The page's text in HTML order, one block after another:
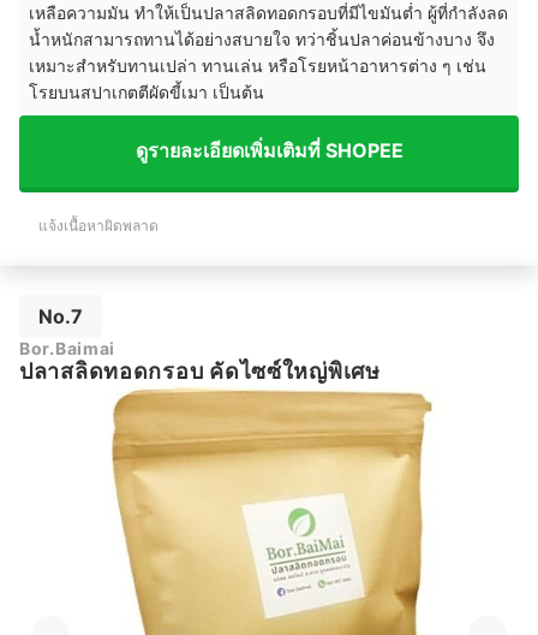
เหลือความมัน ทำให้เป็นปลาสลิดทอดกรอบที่มีไขมันต่ำ ผู้ที่กำลังลด
น้ำหนักสามารถทานได้อย่างสบายใจ ทว่าชิ้นปลาค่อนข้างบาง จึง
เหมาะสำหรับทานเปล่า ทานเล่น หรือโรยหน้าอาหารต่าง ๆ เช่น
โรยบนสปาเกตตีผัดขี้เมา เป็นต้น
ดูรายละเอียดเพิ่มเติมที่ SHOPEE
แจ้งเนื้อหาผิดพลาด
No.7
Bor.Baimai
ปลาสลิดทอดกรอบ คัดไซซ์ใหญ่พิเศษ